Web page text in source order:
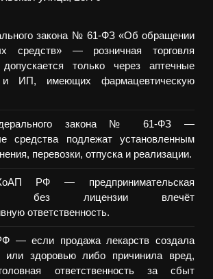
закона № 61-ФЗ «Об обращении
средств» — розничная торговля
допускается только через аптечные
и ИП, имеющих фармацевтическую
закона № 61-ФЗ —
средства подлежат установленным
перевозки, отпуска и реализации.
РФ — предпринимательская
без лицензии влечёт
ответственность.
— если продажа лекарств создала
или здоровью либо причинила вред,
ответственность за сбыт